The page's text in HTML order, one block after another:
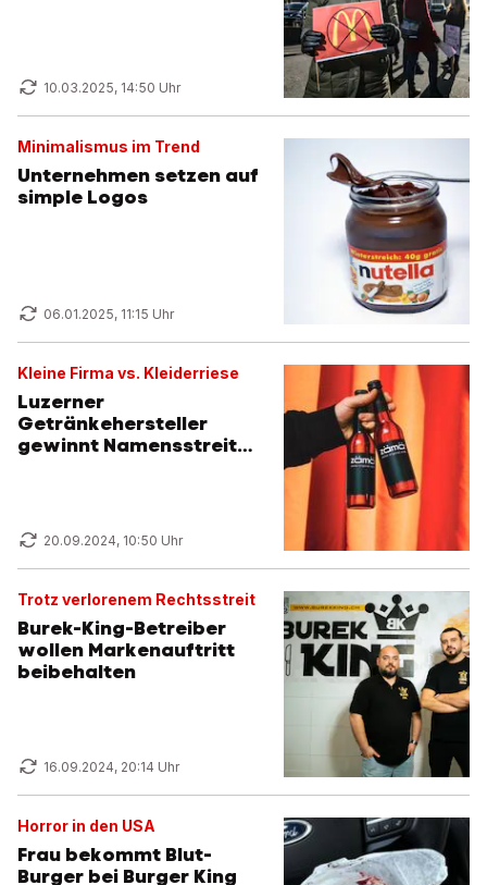
10.03.2025, 14:50 Uhr
Minimalismus im Trend
Unternehmen setzen auf
simple Logos
06.01.2025, 11:15 Uhr
Kleine Firma vs. Kleiderriese
Luzerner
Getränkehersteller
gewinnt Namensstreit
20.09.2024, 10:50 Uhr
Trotz verlorenem Rechtsstreit
Burek-King-Betreiber
wollen Markenauftritt
beibehalten
16.09.2024, 20:14 Uhr
Horror in den USA
Frau bekommt Blut-
Burger bei Burger King